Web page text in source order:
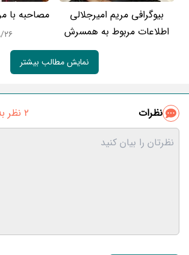
بیوگرافی مریم امیرجلالی
اطلاعات مربوط به همسرش
مصاحبه با
نمایش مطالب بیشتر
نظرات 2 نظر به ثبت رسیده است